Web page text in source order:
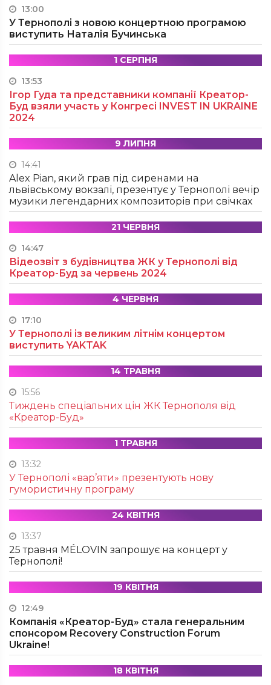
13:00
У Тернополі з новою концертною програмою
виступить Наталія Бучинська
1 СЕРПНЯ
13:53
Ігор Гуда та представники компанії Креатор-
Буд взяли участь у Конгресі INVEST IN UKRAINE
2024
9 ЛИПНЯ
14:41
Alex Pian, який грав під сиренами на
львівському вокзалі, презентує у Тернополі вечір
музики легендарних композиторів при свічках
21 ЧЕРВНЯ
14:47
Відеозвіт з будівництва ЖК у Тернополі від
Креатор-Буд за червень 2024
4 ЧЕРВНЯ
17:10
У Тернополі із великим літнім концертом
виступить YAKTAK
14 ТРАВНЯ
15:56
Тиждень спеціальних цін ЖК Тернополя від
«Креатор-Буд»
1 ТРАВНЯ
13:32
У Тернополі «вар’яти» презентують нову
гумористичну програму
24 КВІТНЯ
13:37
25 травня MÉLOVIN запрошує на концерт у
Тернополі!
19 КВІТНЯ
12:49
Компанія «Креатор-Буд» стала генеральним
спонсором Recovery Construction Forum
Ukraine!
18 КВІТНЯ